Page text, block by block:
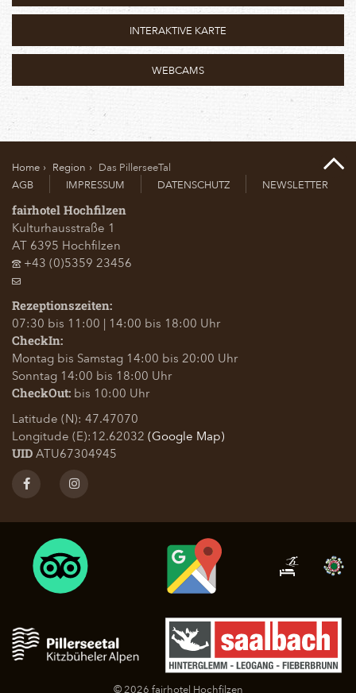
INTERAKTIVE KARTE
WEBCAMS
Home Region
Das PillerseeTal
AGB
IMPRESSUM DATENSCHUTZ NEWSLETTER
fairhotel Hochfilzen
Kulturhausstraße 1
AT 6395 Hochfilzen
+43 (0)5359 23456
Rezeptionszeiten:
07:30 bis 11:00 | 14:00 bis 18:00 Uhr
CheckIn:
Montag bis Samstag 14:00 bis 20:00 Uhr
Sonntag 14:00 bis 18:00 Uhr
CheckOut: bis 10:00 Uhr
Latitude (N): 47.47070
Longitude (E):12.62032 (Google Map)
UID ATU67304945
© 2026 fairhotel Hochfilzen